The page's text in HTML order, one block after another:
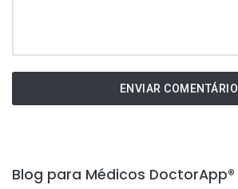
Blog para Médicos DoctorApp®
ENVIAR COMENTÁRIO